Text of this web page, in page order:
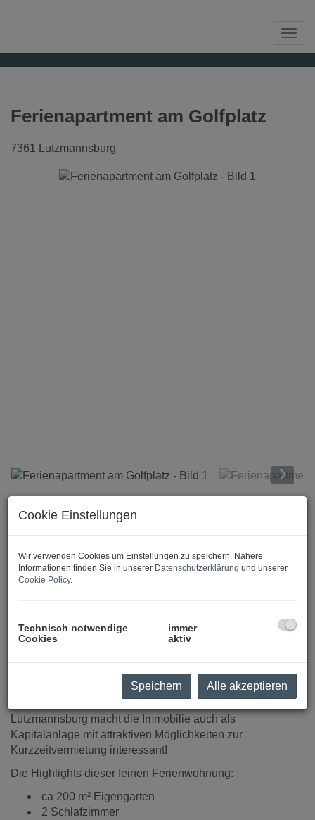
Ferienapartment am Golfplatz
7361 Lutzmannsburg
Beschreibung
ausgerichtet und liegt direkt am großzügigen
"Thermengolf Pannonia".
Lutzmannsburg macht die Immobilie auch als
Kapitalanlage mit attraktiven Möglichkeiten zur
Kurzzeitvermietung interessant!
Die Highlights dieser feinen Ferienwohnung:
ca 200 m² Eigengarten
2 Schlafzimmer
Cookie Einstellungen
Wir verwenden Cookies um Einstellungen zu speichern. Nähere
Informationen finden Sie in unserer Datenschutzerklärung und unserer
Cookie Policy.
Technisch notwendige
Cookies
immer
aktiv
Speichern Alle akzeptieren